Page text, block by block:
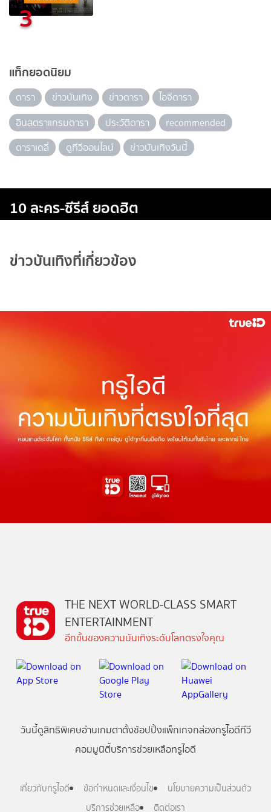
3
แท็กยอดนิยม
ดารา ข่าวบันเทิง ข่าวดารา
ไอจีดารา
อินสตราแกรมดารา
ประวัติดารา
recommended
ดาราเดลี่
ดูทีวีออนไลน์ ข่าวบันเทิงวันนี้
10 ละคร-ซีรีส์ ยอดฮิต
ข่าวบันเทิงที่เกี่ยวข้อง
THE NEXT WORLD-CLASS SMART
ENTERTAINMENT
อีกขั้นของความบันเทิงระดับโลกตรงใจคุณ
วันนี้ดูสิทธิพิเศษอ่านเกมตาตั้งช้อปปิ้งแพ็กเกจกล่องทรูไอดีทีวี
คอมมูนิตี้บริการช่วยเหลือทรูไอดี
เกี่ยวกับทรูไอดี ข้อกำหนดและเงื่อนไข
นโยบายความเป็นส่วนตัว
บริการช่วยเหลือ
ติดต่อเรา